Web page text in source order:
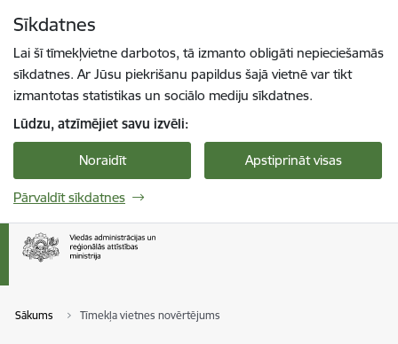
Sīkdatnes
Lai šī tīmekļvietne darbotos, tā izmanto obligāti nepieciešamās
sīkdatnes. Ar Jūsu piekrišanu papildus šajā vietnē var tikt
izmantotas statistikas un sociālo mediju sīkdatnes.
Lūdzu, atzīmējiet savu izvēli:
Noraidīt Apstiprināt visas
Pārvaldīt sīkdatnes
Sākums Tīmekļa vietnes novērtējums